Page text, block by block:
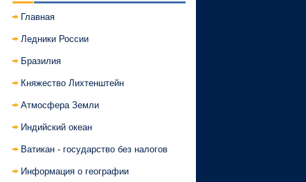
Главная
Ледники России
Бразилия
Княжество Лихтенштейн
Атмосфера Земли
Индийский океан
Ватикан - государство без налогов
Информация о географии